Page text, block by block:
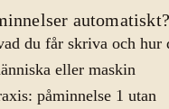
automatiskt?
du får skriva och hur
eller maskin
påminnelse 1 utan